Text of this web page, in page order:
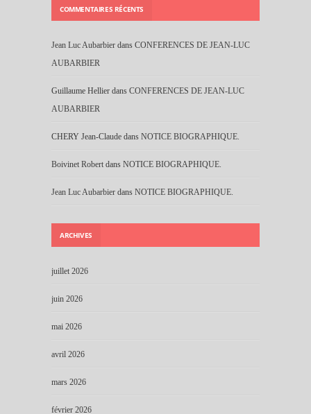
COMMENTAIRES RÉCENTS
Jean Luc Aubarbier dans CONFERENCES DE JEAN-LUC
AUBARBIER
Guillaume Hellier dans CONFERENCES DE JEAN-LUC
AUBARBIER
CHERY Jean-Claude dans NOTICE BIOGRAPHIQUE.
Boivinet Robert dans NOTICE BIOGRAPHIQUE.
Jean Luc Aubarbier dans NOTICE BIOGRAPHIQUE.
ARCHIVES
juillet 2026
juin 2026
mai 2026
avril 2026
mars 2026
février 2026